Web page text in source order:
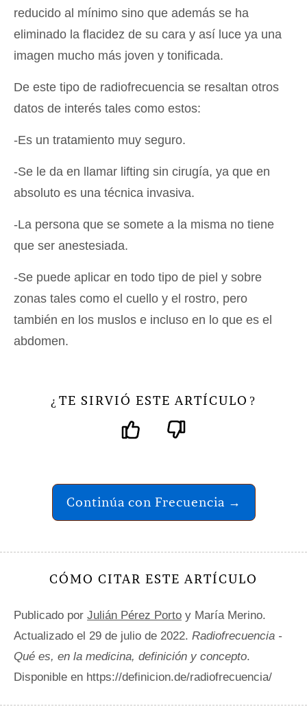
reducido al mínimo sino que además se ha
eliminado la flacidez de su cara y así luce ya una
imagen mucho más joven y tonificada.
De este tipo de radiofrecuencia se resaltan otros
datos de interés tales como estos:
-Es un tratamiento muy seguro.
-Se le da en llamar lifting sin cirugía, ya que en
absoluto es una técnica invasiva.
-La persona que se somete a la misma no tiene
que ser anestesiada.
-Se puede aplicar en todo tipo de piel y sobre
zonas tales como el cuello y el rostro, pero
también en los muslos e incluso en lo que es el
abdomen.
¿ TE SIRVIÓ ESTE ARTÍCULO ?
Continúa con Frecuencia →
CÓMO CITAR ESTE ARTÍCULO
Publicado por Julián Pérez Porto y María Merino.
Actualizado el 29 de julio de 2022. Radiofrecuencia -
Qué es, en la medicina, definición y concepto.
Disponible en https://definicion.de/radiofrecuencia/